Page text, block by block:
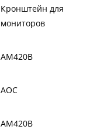
Кронштейн для
мониторов
AM420B
AOC
AM420B